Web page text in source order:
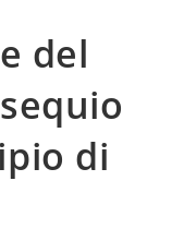
del
di